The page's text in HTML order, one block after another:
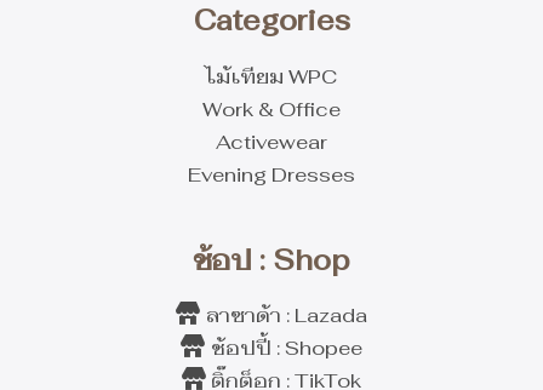
Categories
ไม้เทียม WPC
Work & Office
Activewear
Evening Dresses
ช้อป : Shop
ลาซาด้า : Lazada
ช้อปปี้ : Shopee
ติ๊กต็อก : TikTok